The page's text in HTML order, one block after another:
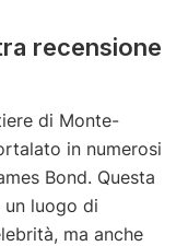
recensione
di Monte-
in numerosi
Bond. Questa
luogo di
ma anche